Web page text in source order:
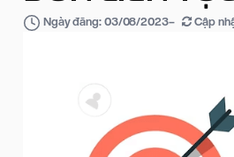
Ngày đăng: 03/08/2023– Cập